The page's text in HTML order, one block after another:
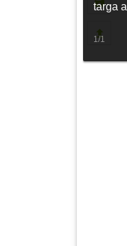
targa a
1/1